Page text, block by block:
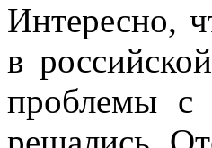
Интересно,
в
проблемы с